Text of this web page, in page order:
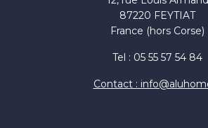
87220 FEYTIAT
France (hors Corse)
Tel : 05 55 57 54 84
Contact :